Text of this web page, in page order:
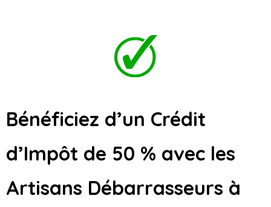
Bénéficiez d’un Crédit
d’Impôt de 50 % avec les
Artisans Débarrasseurs à